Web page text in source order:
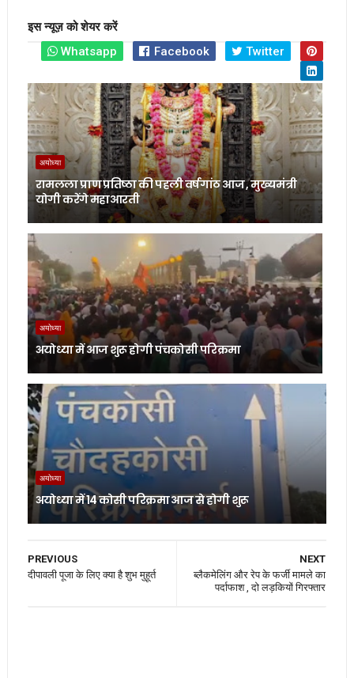
इस न्यूज़ को शेयर करें
Whatsapp
Facebook Twitter
अयोध्या
रामलला प्राण प्रतिष्ठा की पहली वर्षगांठ आज , मुख्यमंत्री
योगी करेंगे महाआरती
अयोध्या
अयोध्या में आज शुरू होगी पंचकोसी परिक्रमा
अयोध्या
अयोध्या में 14 कोसी परिक्रमा आज से होगी शुरू
NEXT
ब्लैकमेलिंग और रेप के फर्जी मामले का
पर्दाफाश , दो लड़कियों गिरफ्तार
PREVIOUS
दीपावली पूजा के लिए क्या है शुभ मुहूर्त